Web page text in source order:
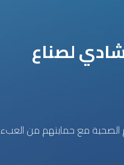
لصناع
مع حمايتهم من العبء